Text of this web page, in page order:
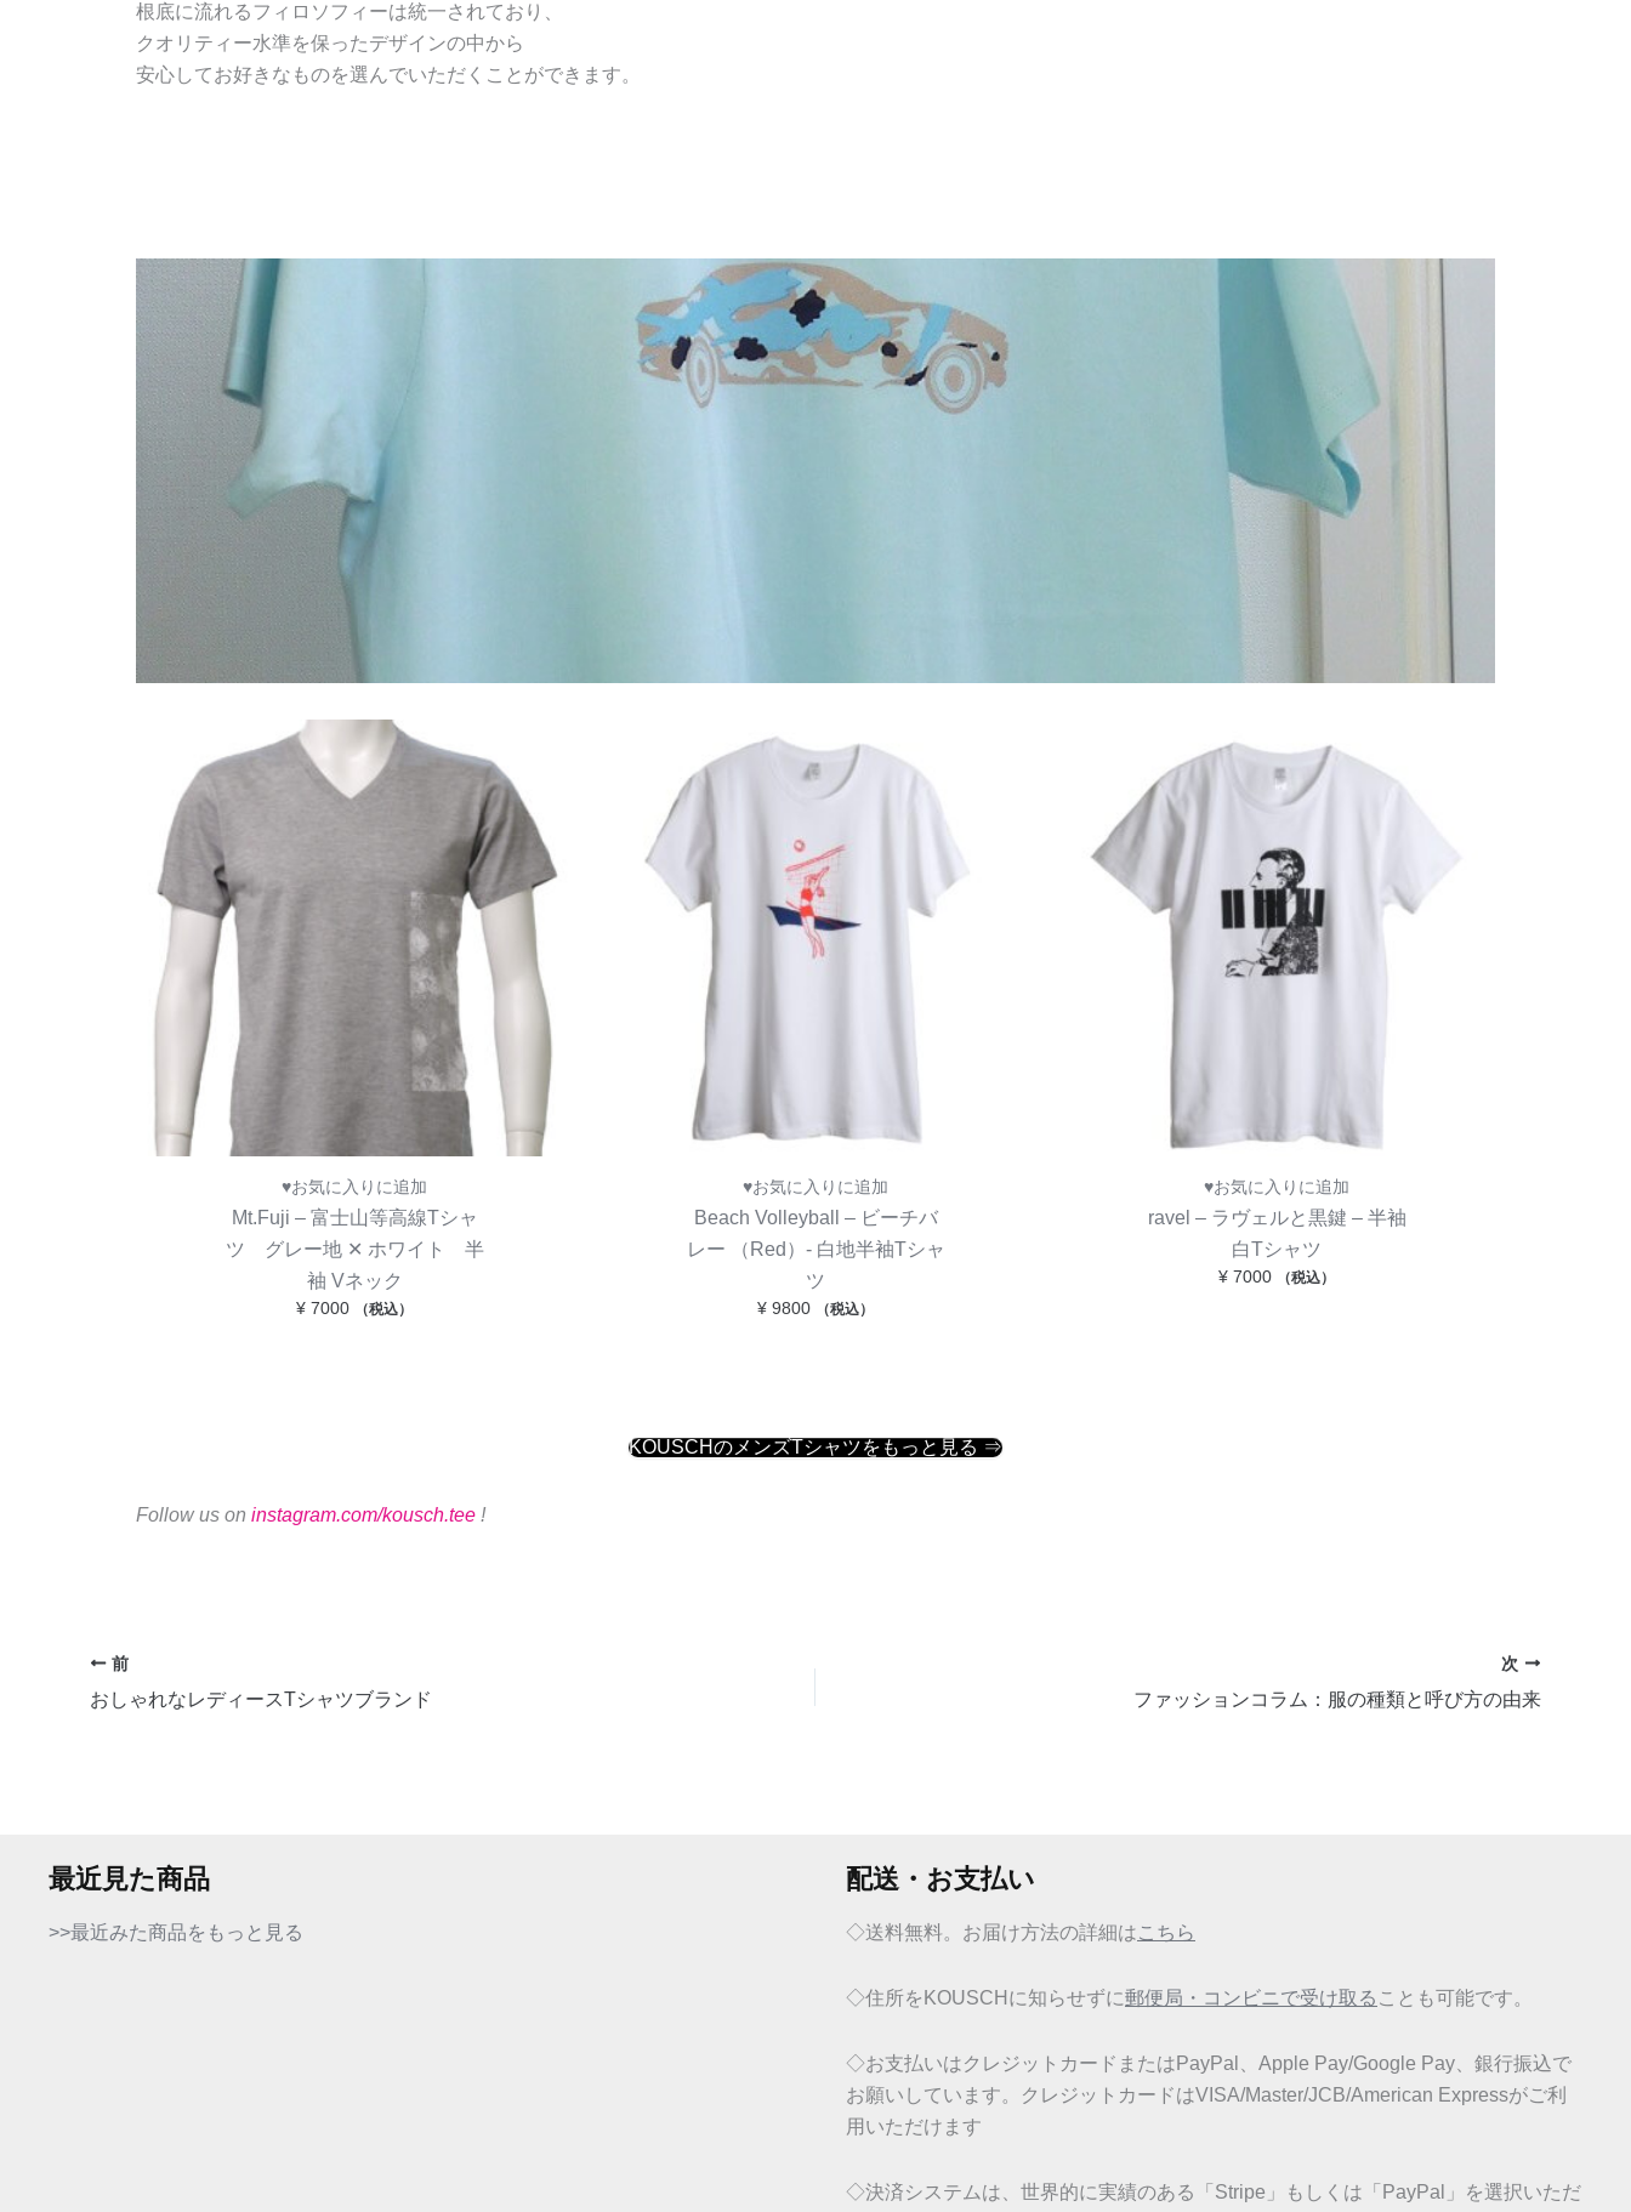
根底に流れるフィロソフィーは統一されており、
クオリティー水準を保ったデザインの中から
安心してお好きなものを選んでいただくことができます。
♥お気に入りに追加
Mt.Fuji – 富士山等高線Tシャ
ツ グレー地 ✕ ホワイト 半
袖 Vネック
¥ 7000 （税込）
♥お気に入りに追加
Beach Volleyball – ビーチバ
レー （Red）- 白地半袖Tシャ
ツ
¥ 9800 （税込）
♥お気に入りに追加
ravel – ラヴェルと黒鍵 – 半袖
白Tシャツ
¥ 7000 （税込）
KOUSCHのメンズTシャツをもっと見る ⇒
Follow us on instagram.com/kousch.tee !
前
おしゃれなレディースTシャツブランド
次
ファッションコラム：服の種類と呼び方の由来
最近見た商品
>>最近みた商品をもっと見る
配送・お支払い
◇送料無料。お届け方法の詳細はこちら
◇住所をKOUSCHに知らせずに郵便局・コンビニで受け取る ことも可能です。
◇お支払いはクレジットカードまたはPayPal、Apple Pay/Google Pay、銀行振込で
お願いしています。クレジットカードはVISA/Master/JCB/American Expressがご利
用いただけます
◇決済システムは、世界的に実績のある「Stripe」もしくは「PayPal」を選択いただ